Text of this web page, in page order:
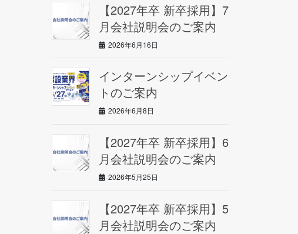
【2027年卒 新卒採用】7
月会社説明会のご案内
2026年6月16日
インターンシップイベン
トのご案内
2026年6月8日
【2027年卒 新卒採用】6
月会社説明会のご案内
2026年5月25日
【2027年卒 新卒採用】5
月会社説明会のご案内